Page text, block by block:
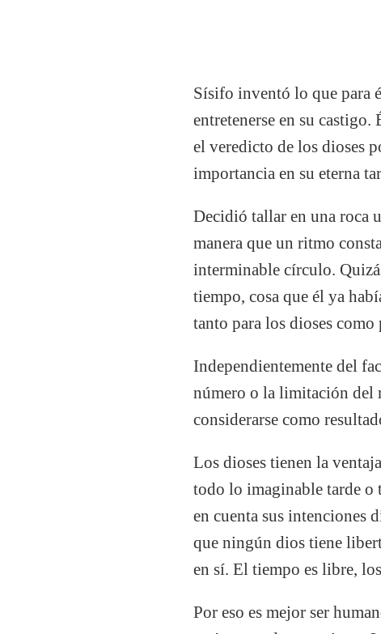
Sísifo inventó lo que para
entretenerse en su
el veredicto de los dioses
importancia en su eterna
Decidió tallar en una roca
manera que un ritmo
interminable círculo.
tiempo, cosa que él ya
tanto para los dioses
Independientemente del
número o la limitación del
considerarse como
Los dioses tienen la
todo lo imaginable tarde o
en cuenta sus intenciones
que ningún dios tiene
en sí. El tiempo es libre,
Por eso es mejor ser